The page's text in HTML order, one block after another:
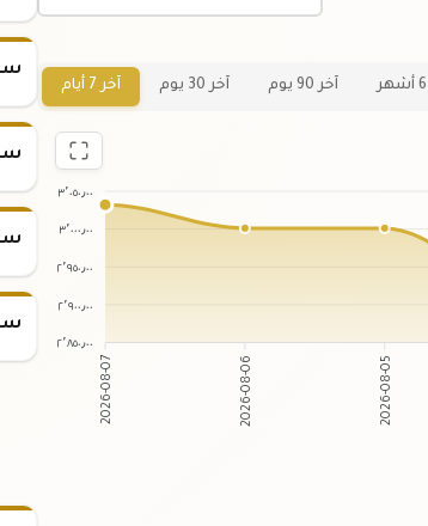
آخر 90 يوم آخر 30 يوم آخر 7 أيام
٣٬٠٥٠٫٠٠
٣٬٠٠٠٫٠٠
٢٬٩٥٠٫٠٠
٢٬٩٠٠٫٠٠
٢٬٨٥٠٫٠٠
2026-08-07 2026-08-06 2026-08-05